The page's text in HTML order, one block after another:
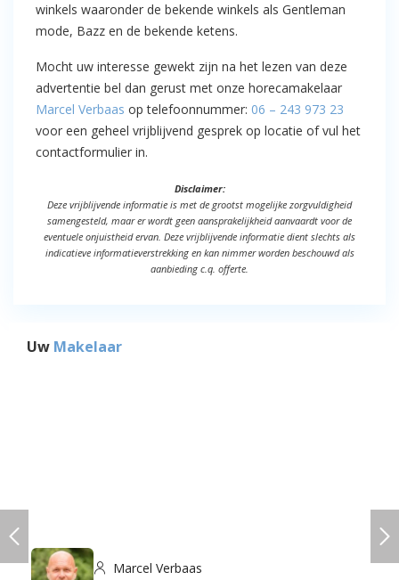
winkels waaronder de bekende winkels als Gentleman
mode, Bazz en de bekende ketens.
Mocht uw interesse gewekt zijn na het lezen van deze
advertentie bel dan gerust met onze horecamakelaar
Marcel Verbaas op telefoonnummer: 06 – 243 973 23
voor een geheel vrijblijvend gesprek op locatie of vul het
contactformulier in.
Disclaimer:
Deze vrijblijvende informatie is met de grootst mogelijke zorgvuldigheid
samengesteld, maar er wordt geen aansprakelijkheid aanvaardt voor de
eventuele onjuistheid ervan. Deze vrijblijvende informatie dient slechts als
indicatieve informatieverstrekking en kan nimmer worden beschouwd als
aanbieding c.q. offerte.
Uw Makelaar
Marcel Verbaas